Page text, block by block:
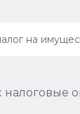
налоговые